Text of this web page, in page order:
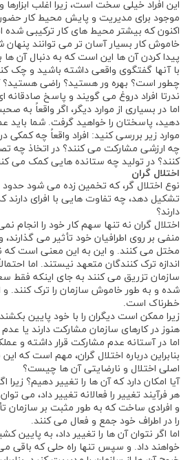
این افراد خیلی سخت است، زیرا اغلب
موجود برای مدیریت و پایش محیط کار
اکنون که بیشتر محیط ‌های کار ترکیبی شده
خاموش کار بسیار آسان ‌تر می توانند
پیدا کردن آن ‌ها این است که به دنبال آن ‌ها
با آنها گفتگوی واقعی داشته باشید و چک
چطور است؟ بهره ‌ور هستید؟ راضی هستید؟
ندرتا افراد دروغ می ‌گویند و پاسخ
اما در بسیاری از موارد دیگر، اگر واقعاً به
دهید، پاسختان را خواهید گرفت. شما باید
موارد زیر بررسی کنید: افراد واقعاً چه کمکی
چه ارزشی مشارکت می‌ کنند؟ در اتخاذ چه
‌کنند؟ در تولید چه ستانده هایی کمک می
اختلال‌ گران
تشکیل دهد، چه تفاوت هایی با افرای دارند
دارند؟
اختلال‌ گران نه تنها سهم کار خود را انجام
منفی بر روی اطرافیان خود تأثیر می ‌گذارند،
مختل می ‌کنند. و این به این معنی است که
اندازه ترک‌ کنندگان متعهد نیستند. اما
سازمان تزریق می‌ کنند به جای اینکه فقط
شده و به طور خاموش سازمان را ترک کنند. و
خطرناک است.
زیرا ممکن است دیگران را با خود پایین
هنوز در کارهای سازمان مشارکت دارند یا
اما در آستانه عدم مشارکت قرار داشته و
بنابراین درباره اختلال ‌گران، مهم است که
اصلی اختلال و نارضایتی آن ‌ها چیست؟
آیا امکان دارد که آن ‌ها را تغییر دهیم؟ زیرا
هر فرآیند تغییر را فعالانه تغییر داد، می
و افرادی ساخت که به ‌طور مثبت بر سازمان
را در اطراف خود جمع و فعال می ‌کنند.
اما اگر نتوان آن ‌ها را تغییر داد، به پایین
خواهند داد. و سپس تنها راه‌ حلی که باقی